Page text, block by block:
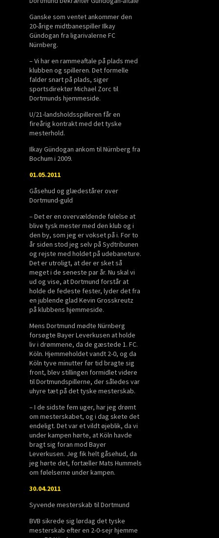
Ganske som ventet ankommer den
20-årige midtbanespiller Ilkay
Gündogan fra ligarivalerne FC
Nürnberg.
– Vi har en rammeaftale på plads med
klubben og spilleren. Det formelle
falder snart på plads, siger
sportsdirektør Michael Zorc til
Dortmunds hjemmeside.
U/21-landsholdsspilleren får en
fireårig kontrakt med det tyske
mesterhold.
Ilkay Gündogan ankom til Nürnberg fra
Bochum i 2009.
01.05.2011
Gåsehud og glædestårer over
Dortmund-guld
– Det er en overvældende følelse at
blive tysk mester med den klub og i
den by, som jeg er vokset på i. For to
år siden stod jeg selv på Sydtribunen
og rejste med holdet på udebaneture.
Det er utroligt, at der er sket så
meget i de seneste par år. Nu skal vi
ud og vise, at Dortmund forstår at
holde de fedeste fester, lyder det fra
en jublende glad Kevin Grosskreutz
på klubbens hjemmeside.
Mens Dortmund mødte Nürnberg
forsøgte Bayer Leverkusen at holde
liv i drømmene, da de gæstede 1. FC.
Köln. Hjemmeholdet vandt 2-0, og da
Köln tyve minutter før tid bragte sig
front, blev stillingen formidlet videre
til Dortmundspillerne, der således var
uhyre tæt på det tyske mesterskab.
– I de sidste fem uger, har jeg drømt
om mesterskabet, og i dag skete det
endeligt. Det var et vildt øjeblik, da vi
under kampen hørte, at Köln havde
bragt sig foran mod Bayer
Leverkusen. Jeg fik helt gåsehud, da
jeg hørte det, fortæller Mats Hummels
om følelserne under kampen.
30.04.2011
Syvende mesterskab til Dortmund
BVB sikrede sig lørdag det tyske
mesterskab efter en 2-0-sejr hjemme